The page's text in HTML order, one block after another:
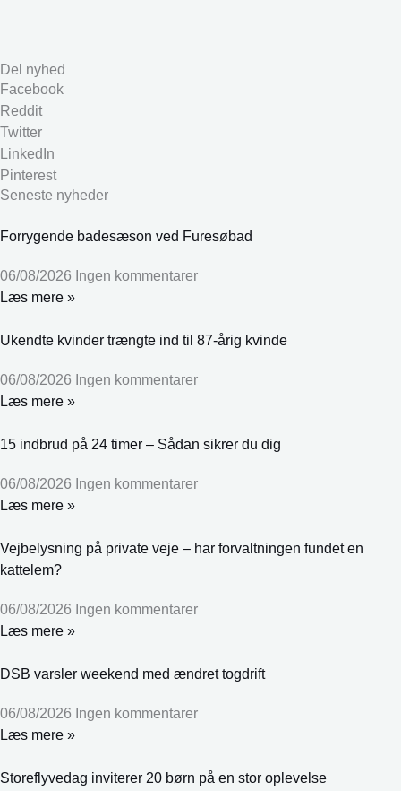
Del nyhed
Facebook
Reddit
Twitter
LinkedIn
Pinterest
Seneste nyheder
Forrygende badesæson ved Furesøbad
06/08/2026 Ingen kommentarer
Læs mere »
Ukendte kvinder trængte ind til 87-årig kvinde
06/08/2026 Ingen kommentarer
Læs mere »
15 indbrud på 24 timer – Sådan sikrer du dig
06/08/2026 Ingen kommentarer
Læs mere »
Vejbelysning på private veje – har forvaltningen fundet en
kattelem?
06/08/2026 Ingen kommentarer
Læs mere »
DSB varsler weekend med ændret togdrift
06/08/2026 Ingen kommentarer
Læs mere »
Storeflyvedag inviterer 20 børn på en stor oplevelse